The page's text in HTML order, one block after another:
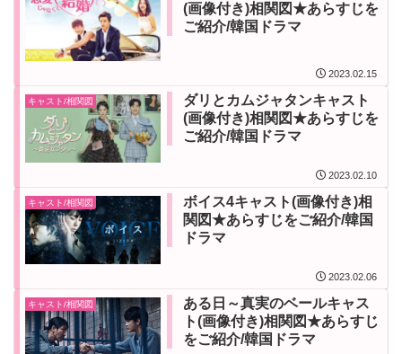
(画像付き)相関図★あらすじを
ご紹介/韓国ドラマ
2023.02.15
キャスト/相関図
ダリとカムジャタンキャスト
(画像付き)相関図★あらすじを
ご紹介/韓国ドラマ
2023.02.10
キャスト/相関図
ボイス4キャスト(画像付き)相
関図★あらすじをご紹介/韓国
ドラマ
2023.02.06
キャスト/相関図
ある日～真実のベールキャス
ト(画像付き)相関図★あらすじ
をご紹介/韓国ドラマ